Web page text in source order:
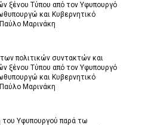
ξένου Τύπου από τον Υφυπουργό
και Κυβερνητικό
Μαρινάκη
πολιτικών συντακτών και
ξένου Τύπου από τον Υφυπουργό
και Κυβερνητικό
Μαρινάκη
του Υφυπουργού παρά τω